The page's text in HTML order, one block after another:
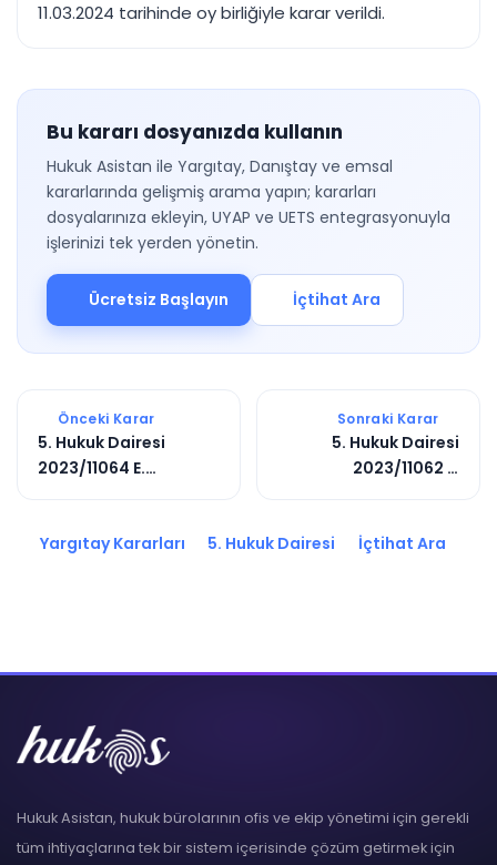
11.03.2024 tarihinde oy birliğiyle karar verildi.
Bu kararı dosyanızda kullanın
Hukuk Asistan ile Yargıtay, Danıştay ve emsal
kararlarında gelişmiş arama yapın; kararları
dosyalarınıza ekleyin, UYAP ve UETS entegrasyonuyla
işlerinizi tek yerden yönetin.
Ücretsiz Başlayın İçtihat Ara
Önceki Karar
5. Hukuk Dairesi
2023/11064 E.
Sonraki Karar
5. Hukuk Dairesi
2023/11062 E.
Yargıtay Kararları 5. Hukuk Dairesi İçtihat Ara
Hukuk Asistan, hukuk bürolarının ofis ve ekip yönetimi için gerekli
tüm ihtiyaçlarına tek bir sistem içerisinde çözüm getirmek için